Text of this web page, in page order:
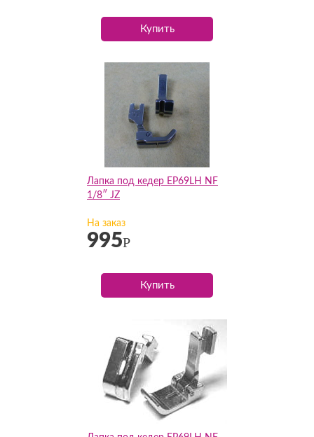
Купить
Лапка под кедер EP69LH NF
1/8″ JZ
На заказ
995Р
Купить